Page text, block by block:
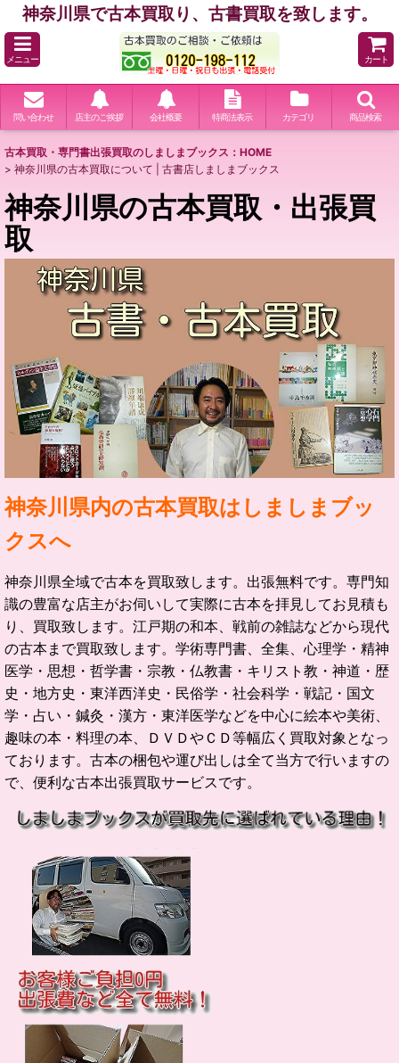
神奈川県で古本買取り、古書買取を致します。
メニュー カート
問い合わせ 店主のご挨拶 会社概要 特商法表示 カテゴリ 商品検索
古本買取・専門書出張買取のしましまブックス：HOME
> 神奈川県の古本買取について | 古書店しましまブックス
神奈川県の古本買取・出張買
取
神奈川県内の古本買取はしましまブッ
クスへ
神奈川県全域で古本を買取致します。出張無料です。 専門知
識の豊富な店主がお伺いして実際に古本を拝見してお見積も
り、買取致します。 江戸期の和本、戦前の雑誌などから現代
の古本まで買取致します。学術専門書、全集、心理学・精神
医学・思想・哲学書・宗教・仏教書・キリスト教・神道・歴
史・地方史・東洋西洋史・民俗学・社会科学・戦記・国文
学・占い・鍼灸・漢方・東洋医学などを中心に絵本や美術、
趣味の本・料理の本、ＤＶＤやＣＤ等幅広く買取対象となっ
ております。古本の梱包や運び出しは全て当方で行いますの
で、便利な古本出張買取サービスです。